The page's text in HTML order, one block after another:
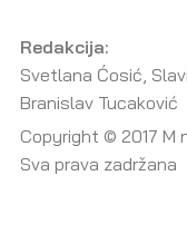
Redakcija:
Svetlana Ćosić,
Branislav Tucaković
Copyright © 2017 M
Sva prava zadržana